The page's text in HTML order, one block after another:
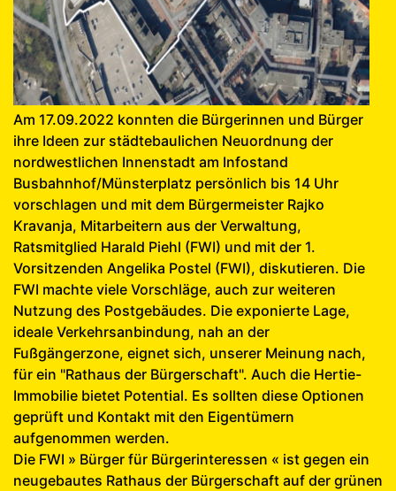
Am 17.09.2022 konnten die Bürgerinnen und Bürger
ihre Ideen zur städtebaulichen Neuordnung der
nordwestlichen Innenstadt am Infostand
Busbahnhof/Münsterplatz persönlich bis 14 Uhr
vorschlagen und mit dem Bürgermeister Rajko
Kravanja, Mitarbeitern aus der Verwaltung,
Ratsmitglied Harald Piehl (FWI) und mit der 1.
Vorsitzenden Angelika Postel (FWI), diskutieren. Die
FWI machte viele Vorschläge, auch zur weiteren
Nutzung des Postgebäudes. Die exponierte Lage,
ideale Verkehrsanbindung, nah an der
Fußgängerzone, eignet sich, unserer Meinung nach,
für ein "Rathaus der Bürgerschaft". Auch die Hertie-
Immobilie bietet Potential. Es sollten diese Optionen
geprüft und Kontakt mit den Eigentümern
aufgenommen werden.
Die FWI » Bürger für Bürgerinteressen « ist gegen ein
neugebautes Rathaus der Bürgerschaft auf der grünen